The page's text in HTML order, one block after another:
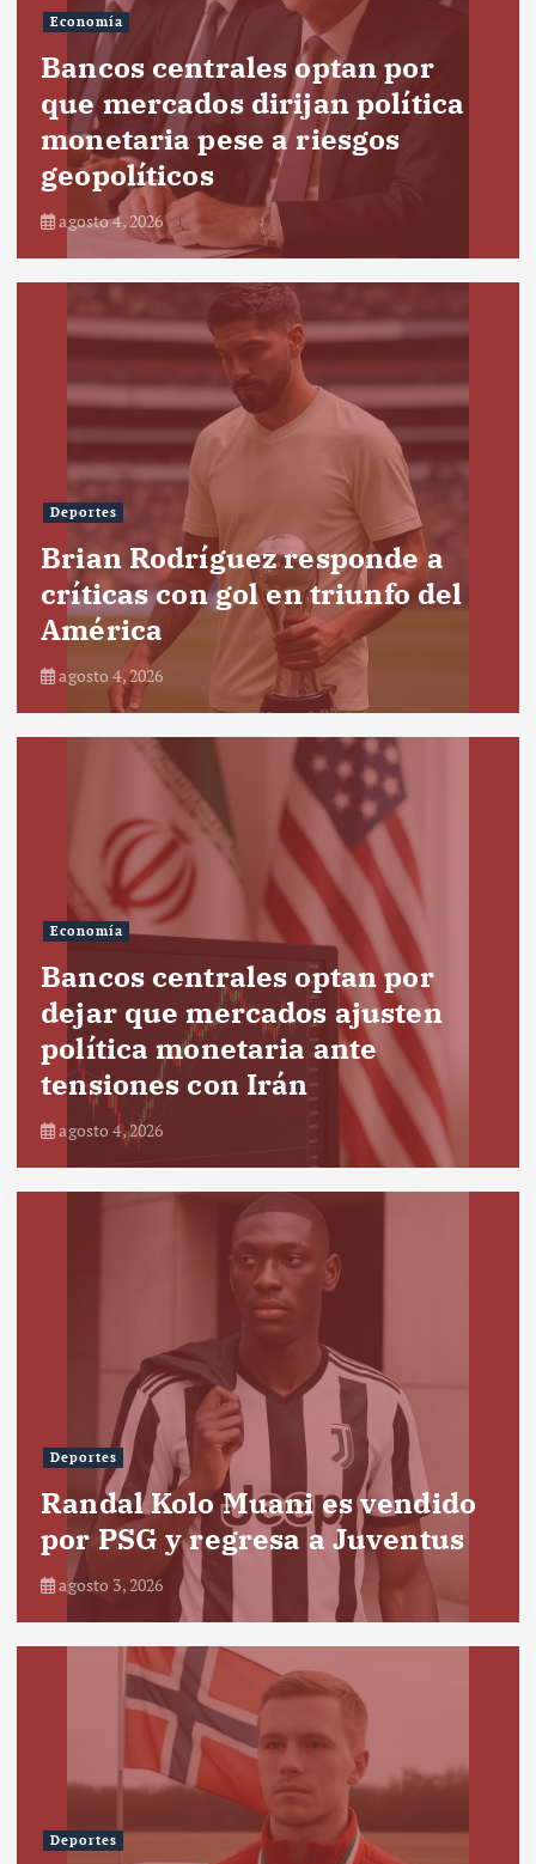
Economía
Bancos centrales optan por
que mercados dirijan política
monetaria pese a riesgos
geopolíticos
agosto 4, 2026
Deportes
Brian Rodríguez responde a
críticas con gol en triunfo del
América
agosto 4, 2026
Economía
Bancos centrales optan por
dejar que mercados ajusten
política monetaria ante
tensiones con Irán
agosto 4, 2026
Deportes
Randal Kolo Muani es vendido
por PSG y regresa a Juventus
agosto 3, 2026
Deportes